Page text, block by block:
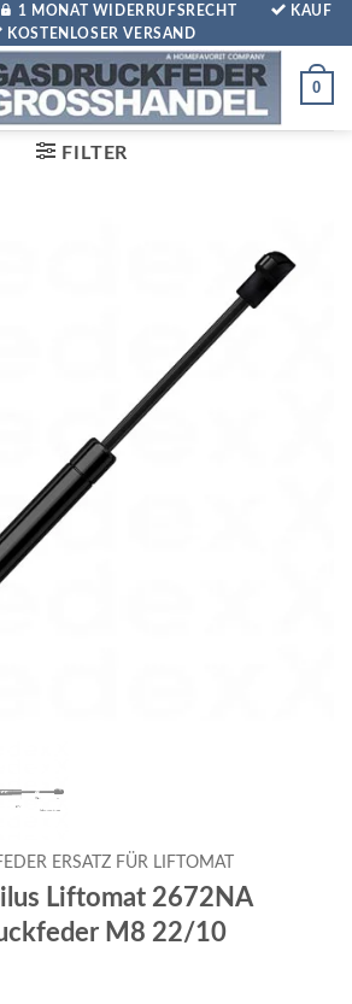
1 MONAT WIDERRUFSRECHT
KAUF
KOSTENLOSER VERSAND
0
FILTER
ERSATZ FÜR LIFTOMAT
Liftomat 2672NA
M8 22/10